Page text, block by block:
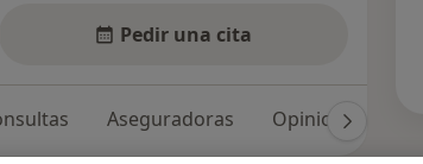
Pedir una cita
Aseguradoras Opiniones (30)